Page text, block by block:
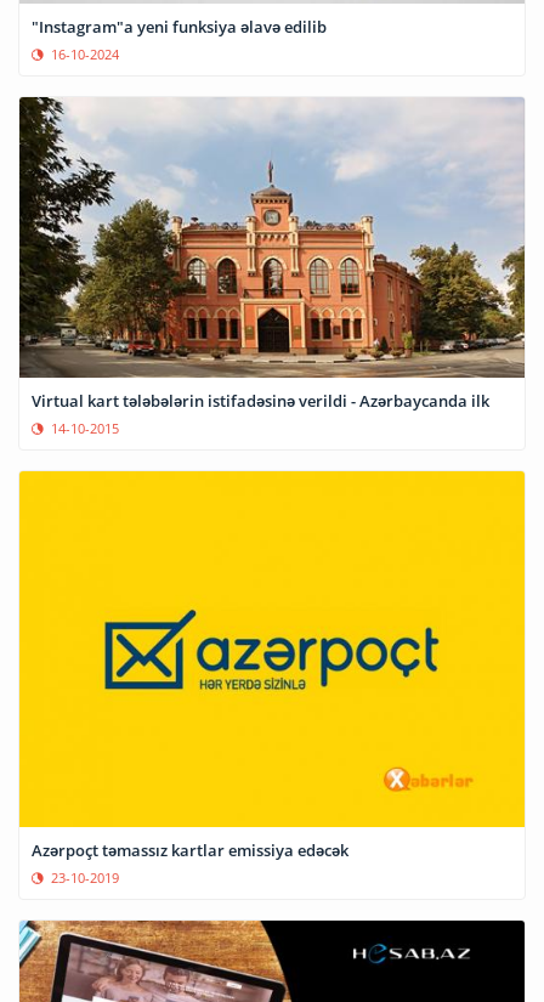
"Instagram"a yeni funksiya əlavə edilib
16-10-2024
Virtual kart tələbələrin istifadəsinə verildi - Azərbaycanda ilk
14-10-2015
Azərpoçt təmassız kartlar emissiya edəcək
23-10-2019